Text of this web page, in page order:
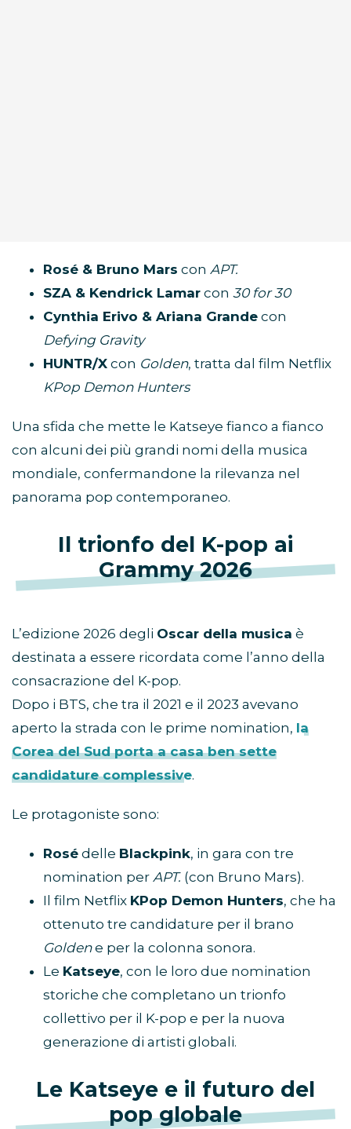
Rosé & Bruno Mars con APT.
SZA & Kendrick Lamar con 30 for 30
Cynthia Erivo & Ariana Grande con
Defying Gravity
HUNTR/X con Golden, tratta dal film Netflix
KPop Demon Hunters
Una sfida che mette le Katseye fianco a fianco
con alcuni dei più grandi nomi della musica
mondiale, confermandone la rilevanza nel
panorama pop contemporaneo.
Il trionfo del K-pop ai
Grammy 2026
L’edizione 2026 degli Oscar della musica è
destinata a essere ricordata come l’anno della
consacrazione del K-pop.
Dopo i BTS, che tra il 2021 e il 2023 avevano
aperto la strada con le prime nomination, la
Corea del Sud porta a casaben sette
candidature complessive.
Le protagoniste sono:
Rosé delle Blackpink, in gara con tre
nomination per APT. (con Bruno Mars).
Il film Netflix KPop Demon Hunters, che ha
ottenuto tre candidature per il brano
Goldene per la colonna sonora.
Le Katseye, con le loro due nomination
storiche che completano un trionfo
collettivo per il K-pop e per la nuova
generazione di artisti globali.
Le Katseye e il futuro del
pop globale